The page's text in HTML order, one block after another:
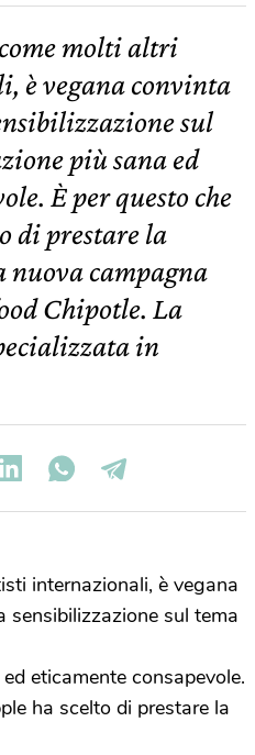
molti altri
è vegana convinta
sul
più sana ed
È per questo che
di prestare la
nuova campagna
Chipotle. La
in
internazionali, è vegana
sensibilizzazione sul tema
eticamente consapevole.
ha scelto di prestare la